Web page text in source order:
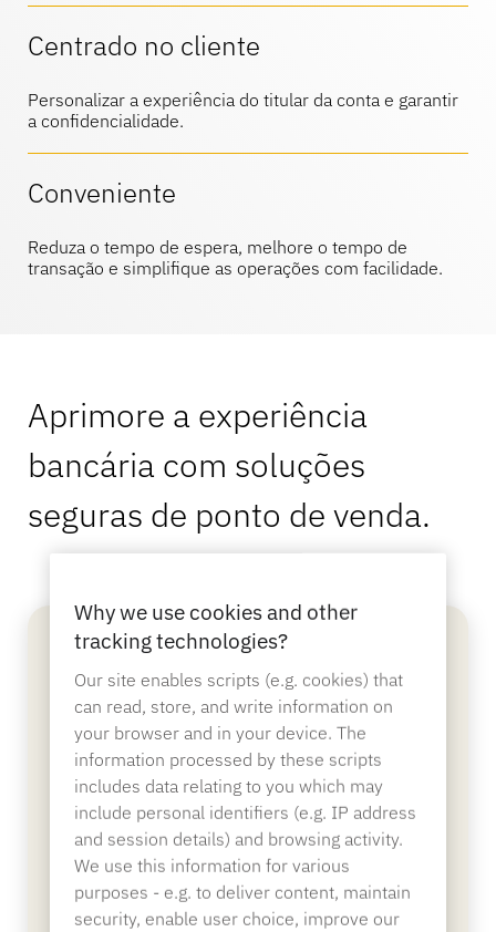
Artigos esportivos
Esportes e entretenimento
Construtores de acessórios
Bancário
Educação
Ponto de venda
Notícias
Centrado no cliente
Personalizar a experiência do titular da conta e garantir
a confidencialidade.
Conveniente
Reduza o tempo de espera, melhore o tempo de
transação e simplifique as operações com facilidade.
Aprimore a experiência
bancária com soluções
seguras de ponto de venda.
Why we use cookies and other
tracking technologies?
Our site enables scripts (e.g. cookies) that
can read, store, and write information on
your browser and in your device. The
information processed by these scripts
includes data relating to you which may
include personal identifiers (e.g. IP address
and session details) and browsing activity.
We use this information for various
purposes - e.g. to deliver content, maintain
security, enable user choice, improve our